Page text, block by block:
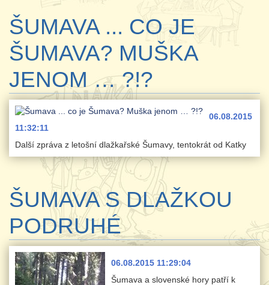
ŠUMAVA ... CO JE
ŠUMAVA? MUŠKA
JENOM … ?!?
06.08.2015
11:32:11
Další zpráva z letošní dlažkařské Šumavy, tentokrát od Katky
ŠUMAVA S DLAŽKOU
PODRUHÉ
06.08.2015 11:29:04
Šumava a slovenské hory patří k